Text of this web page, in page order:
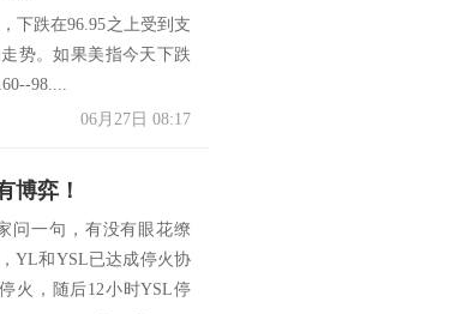
下跌在96.95之上受到支
势。如果美指今天下跌
98....
06月27日 08:17
博弈！
问一句，有没有眼花缭
YL和YSL已达成停火协
火，随后12小时YSL停